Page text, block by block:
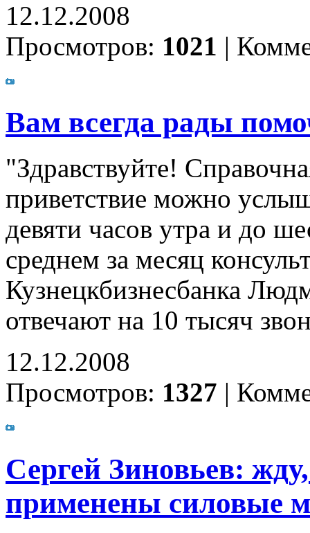
12.12.2008
Просмотров: 1021 |
Вам всегда рады
"Здравствуйте!
приветствие можно
девяти часов утра и до
среднем за месяц
Кузнецкбизнесбанка
отвечают на 10 тысяч
12.12.2008
Просмотров: 1327 |
Сергей Зиновьев:
применены силовые